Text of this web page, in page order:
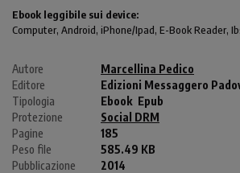
Ebook leggibile sui device:
Computer, Android, iPhone/Ipad, E-Book Reader,
Autore
Marcellina Pedico
Editore
Edizioni Messaggero
Tipologia
Ebook Epub
Protezione
Social DRM
Pagine
185
Peso file
585.49 KB
Pubblicazione
2014